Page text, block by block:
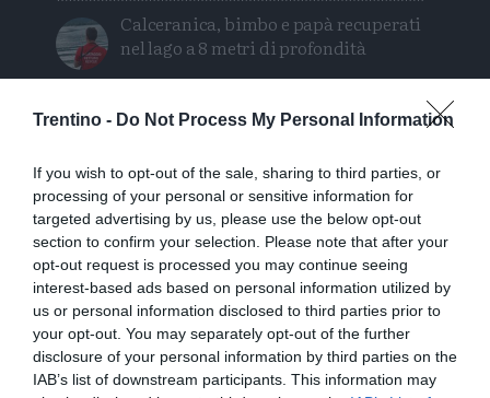
Trentino - Do Not Process My Personal Information
If you wish to opt-out of the sale, sharing to third parties, or
processing of your personal or sensitive information for
targeted advertising by us, please use the below opt-out
section to confirm your selection. Please note that after your
opt-out request is processed you may continue seeing
interest-based ads based on personal information utilized by
us or personal information disclosed to third parties prior to
your opt-out. You may separately opt-out of the further
disclosure of your personal information by third parties on the
IAB’s list of downstream participants. This information may
Calceranica, bimbo e papà recuperati
nel lago a 8 metri di profondità
ma aumenteranno i temporali
Tragedia in piscina: perde la vita un
ragazzo di Trento
Morto Mattia Maestri: aveva 13 anni, in
coma dal 2017 dopo un formaggio
contaminato
Tragedia sul Latemar: quattordicenne
precipita e muore